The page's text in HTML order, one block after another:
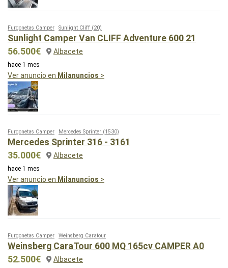
Furgonetas Camper Sunlight Cliff (20)
Sunlight Camper Van CLIFF Adventure 600 21
56.500€
Albacete
hace 1 mes
Ver anuncio en Milanuncios >
Furgonetas Camper Mercedes Sprinter (1530)
Mercedes Sprinter 316 - 3161
35.000€
Albacete
hace 1 mes
Ver anuncio en Milanuncios >
Furgonetas Camper Weinsberg Caratour
Weinsberg CaraTour 600 MQ 165cv CAMPER A0
52.500€
Albacete